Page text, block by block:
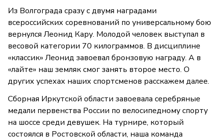
Из Волгограда сразу с двумя наградами
всероссийских соревнований по универсальному бою
вернулся Леонид Кару. Молодой человек выступал в
весовой категории 70 килограммов. В дисциплине
«классик» Леонид завоевал бронзовую награду. А в
«лайте» наш земляк смог занять второе место. О
других успехах наших спортсменов расскажем далее.
Сборная Иркутской области завоевала серебряные
медали первенства России по велосипедному спорту
на шоссе среди девушек. На турнире, который
состоялся в Ростовской области, наша команда